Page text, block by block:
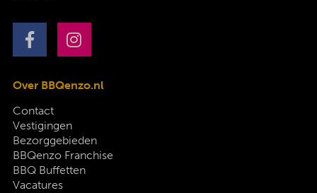
Over BBQenzo.nl
Contact
Vestigingen
Bezorggebieden
BBQenzo Franchise
BBQ Buffetten
Vacatures